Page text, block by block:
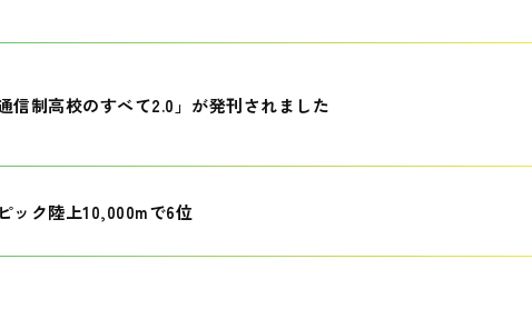
信制高校のすべて2.0」が発刊されました
ック陸上10,000mで6位